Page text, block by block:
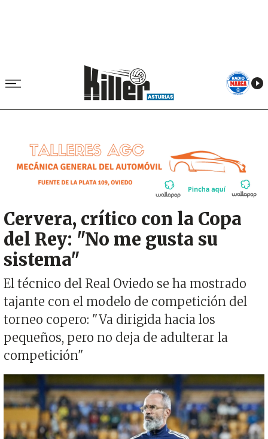
Image
Cervera, crítico con la Copa
del Rey: "No me gusta su
sistema"
El técnico del Real Oviedo se ha mostrado
tajante con el modelo de competición del
torneo copero: "Va dirigida hacia los
pequeños, pero no deja de adulterar la
competición"
Imagen